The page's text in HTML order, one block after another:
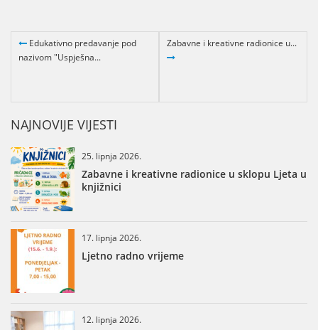
Edukativno predavanje pod
nazivom "Uspješna...
Zabavne i kreativne radionice u...
NAJNOVIJE VIJESTI
25. lipnja 2026.
Zabavne i kreativne radionice u sklopu Ljeta u
knjižnici
17. lipnja 2026.
Ljetno radno vrijeme
12. lipnja 2026.